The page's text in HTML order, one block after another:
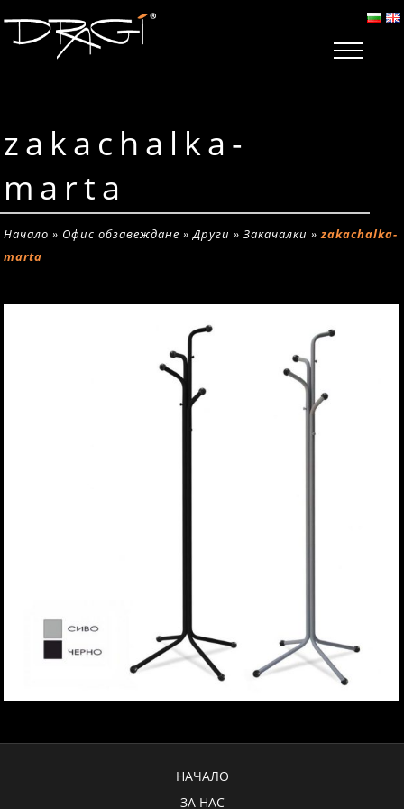
zakachalka-
marta
Начало » Офис обзавеждане »Други »Закачалки »zakachalka-
marta
НАЧАЛО
ЗА НАС